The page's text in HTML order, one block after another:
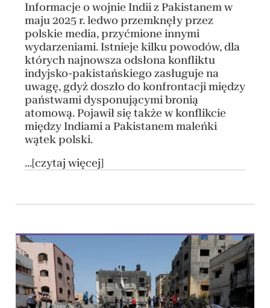
Informacje o wojnie Indii z Pakistanem w
maju 2025 r. ledwo przemknęły przez
polskie media, przyćmione innymi
wydarzeniami. Istnieje kilku powodów, dla
których najnowsza odsłona konfliktu
indyjsko-pakistańskiego zasługuje na
uwagę, gdyż doszło do konfrontacji między
państwami dysponującymi bronią
atomową. Pojawił się także w konflikcie
między Indiami a Pakistanem maleńki
wątek polski.
...[czytaj więcej]